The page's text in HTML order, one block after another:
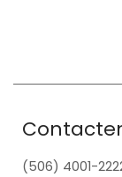
(506) 4001-